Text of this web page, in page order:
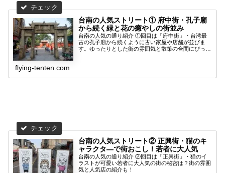
台南の人気ストリート① 府中街・孔子廟
から続く緑と花の癒やしの街並み
台南の人気の通り紹介 ①回目は「府中街」・台湾最
古の孔子廟から続くように古い家屋や店舗が並びま
す。ゆったりとした街の雰囲気と散策の合間にぴった
flying-tenten.com
台南の人気ストリート② 正興街・猫のキ
ャラクタ―で街おこし！若者に大人気
台南の人気の通り紹介 ②回目は「正興街」・猫のイ
ラストが可愛い若者に大人気の街の秘密は？街の雰囲
気と人気店の紹介も！